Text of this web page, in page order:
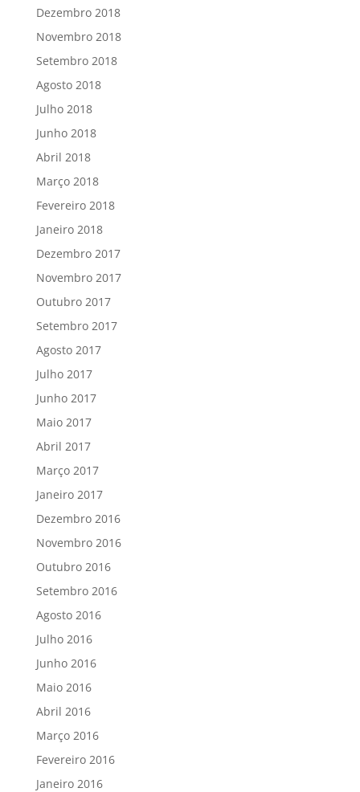
Dezembro 2018
Novembro 2018
Setembro 2018
Agosto 2018
Julho 2018
Junho 2018
Abril 2018
Março 2018
Fevereiro 2018
Janeiro 2018
Dezembro 2017
Novembro 2017
Outubro 2017
Setembro 2017
Agosto 2017
Julho 2017
Junho 2017
Maio 2017
Abril 2017
Março 2017
Janeiro 2017
Dezembro 2016
Novembro 2016
Outubro 2016
Setembro 2016
Agosto 2016
Julho 2016
Junho 2016
Maio 2016
Abril 2016
Março 2016
Fevereiro 2016
Janeiro 2016